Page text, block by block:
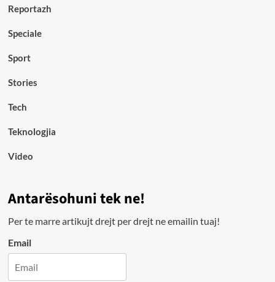
Reportazh
Speciale
Sport
Stories
Tech
Teknologjia
Video
Antarësohuni tek ne!
Per te marre artikujt drejt per drejt ne emailin tuaj!
Email